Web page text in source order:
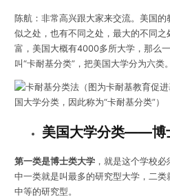
陈航：非常高兴跟大家来交流。美国
似之处，也有不同之处，最大的不同
富，美国大概有4000多所大学，那么
叫“卡耐基分类”，把美国大学分为六类。
（图为卡耐基教育促
国大学分类，因此称为“卡耐基分类”）
美国大学分类——博
第一类是博士类大学，就是这个学校
中一类就是叫最多的研究型大学，二
中等的研究型。